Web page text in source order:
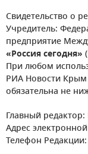
Свидетельство о
Учредитель:
предприятие
«Россия сегодня»
При любом
РИА Новости Крым
обязательна не
Главный редактор:
Адрес
Телефон Редакции: